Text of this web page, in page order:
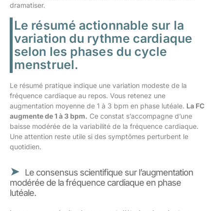
dramatiser.
Le résumé actionnable sur la
variation du rythme cardiaque
selon les phases du cycle
menstruel.
Le résumé pratique indique une variation modeste de la
fréquence cardiaque au repos. Vous retenez une
augmentation moyenne de 1 à 3 bpm en phase lutéale. La FC
augmente de 1 à 3 bpm. Ce constat s’accompagne d’une
baisse modérée de la variabilité de la fréquence cardiaque.
Une attention reste utile si des symptômes perturbent le
quotidien.
Le consensus scientifique sur l’augmentation
modérée de la fréquence cardiaque en phase
lutéale.